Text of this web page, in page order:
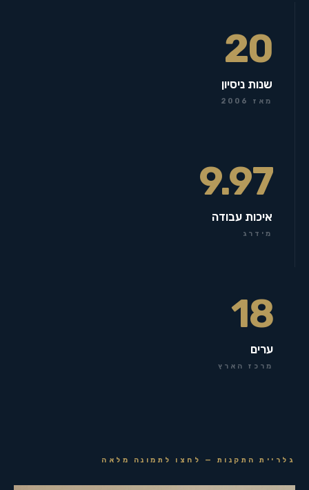
20
שנות ניסיון
מאז 2006
9.97
איכות עבודה
מידרג
18
ערים
מרכז הארץ
גלריית התקנות — לחצו לתמונה מלאה